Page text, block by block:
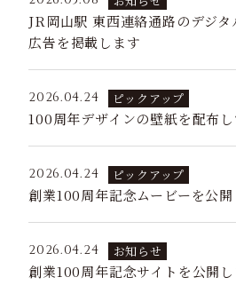
JR岡山駅 東西連絡通路のデジタ
広告を掲載します
2026.04.24 ピックアップ
100周年デザインの壁紙を配布
2026.04.24 ピックアップ
創業100周年記念ムービーを公開
2026.04.24 お知らせ
創業100周年記念サイトを公開